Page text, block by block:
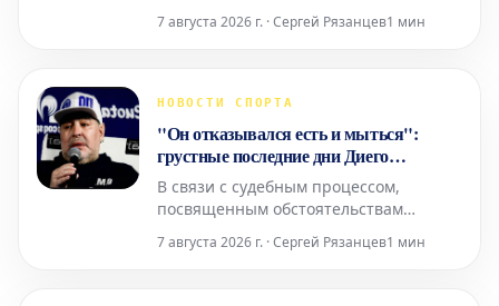
был состояться в Танжере, Марокко, 15
отмене связано с миграционным
произошедшими в испанском горо
7 августа 2026 г. · Сергей Рязанцев1 мин
НОВОСТИ СПОРТА
"Он отказывался есть и мыться":
грустные последние дни Диего
Марадоны, рассказанные его
массажистом
В связи с судебным процессом,
посвященным обстоятельствам
скончался 25 ноября 2020 года в
7 августа 2026 г. · Сергей Рязанцев1 мин